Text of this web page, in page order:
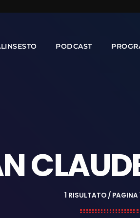
PODCAST
1 RISULTATO / PAGINA